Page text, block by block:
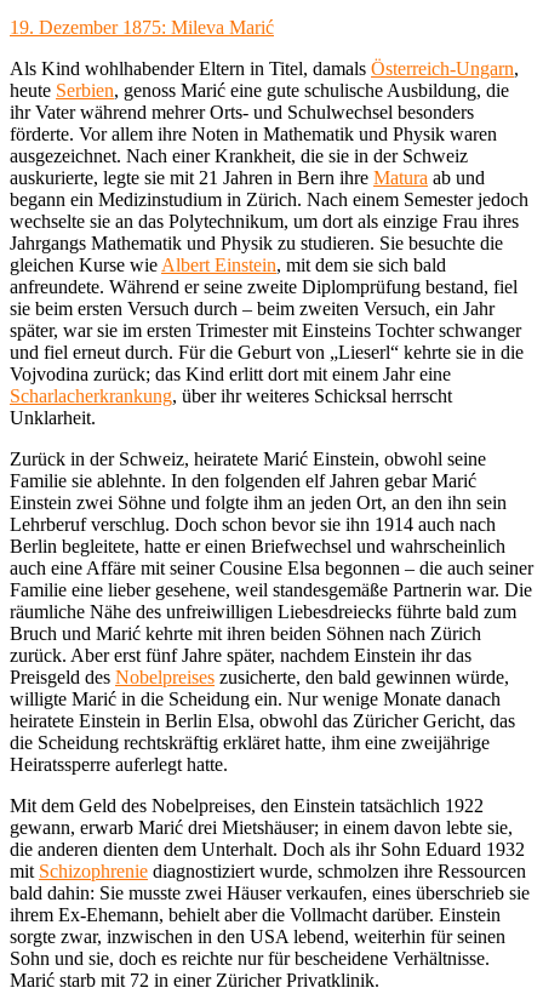
19. Dezember 1875: Mileva Marić
Als Kind wohlhabender Eltern in Titel, damals Österreich-Ungarn,
heute Serbien, genoss Marić eine gute schulische Ausbildung, die
ihr Vater während mehrer Orts- und Schulwechsel besonders
förderte. Vor allem ihre Noten in Mathematik und Physik waren
ausgezeichnet. Nach einer Krankheit, die sie in der Schweiz
auskurierte, legte sie mit 21 Jahren in Bern ihre Matura ab und
begann ein Medizinstudium in Zürich. Nach einem Semester jedoch
wechselte sie an das Polytechnikum, um dort als einzige Frau ihres
Jahrgangs Mathematik und Physik zu studieren. Sie besuchte die
gleichen Kurse wie Albert Einstein, mit dem sie sich bald
anfreundete. Während er seine zweite Diplomprüfung bestand, fiel
sie beim ersten Versuch durch – beim zweiten Versuch, ein Jahr
später, war sie im ersten Trimester mit Einsteins Tochter schwanger
und fiel erneut durch. Für die Geburt von „Lieserl“ kehrte sie in die
Vojvodina zurück; das Kind erlitt dort mit einem Jahr eine
Scharlacherkrankung, über ihr weiteres Schicksal herrscht
Unklarheit.
Zurück in der Schweiz, heiratete Marić Einstein, obwohl seine
Familie sie ablehnte. In den folgenden elf Jahren gebar Marić
Einstein zwei Söhne und folgte ihm an jeden Ort, an den ihn sein
Lehrberuf verschlug. Doch schon bevor sie ihn 1914 auch nach
Berlin begleitete, hatte er einen Briefwechsel und wahrscheinlich
auch eine Affäre mit seiner Cousine Elsa begonnen – die auch seiner
Familie eine lieber gesehene, weil standesgemäße Partnerin war. Die
räumliche Nähe des unfreiwilligen Liebesdreiecks führte bald zum
Bruch und Marić kehrte mit ihren beiden Söhnen nach Zürich
zurück. Aber erst fünf Jahre später, nachdem Einstein ihr das
Preisgeld des Nobelpreises zusicherte, den bald gewinnen würde,
willigte Marić in die Scheidung ein. Nur wenige Monate danach
heiratete Einstein in Berlin Elsa, obwohl das Züricher Gericht, das
die Scheidung rechtskräftig erkläret hatte, ihm eine zweijährige
Heiratssperre auferlegt hatte.
Mit dem Geld des Nobelpreises, den Einstein tatsächlich 1922
gewann, erwarb Marić drei Mietshäuser; in einem davon lebte sie,
die anderen dienten dem Unterhalt. Doch als ihr Sohn Eduard 1932
mit Schizophrenie diagnostiziert wurde, schmolzen ihre Ressourcen
bald dahin: Sie musste zwei Häuser verkaufen, eines überschrieb sie
ihrem Ex-Ehemann, behielt aber die Vollmacht darüber. Einstein
sorgte zwar, inzwischen in den USA lebend, weiterhin für seinen
Sohn und sie, doch es reichte nur für bescheidene Verhältnisse.
Marić starb mit 72 in einer Züricher Privatklinik.